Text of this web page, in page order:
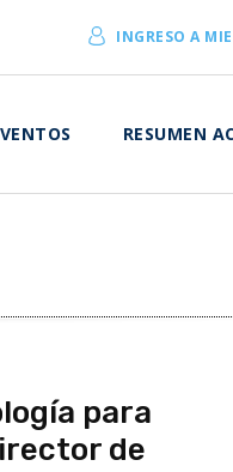
INGRESO A
RESUMEN
para
de